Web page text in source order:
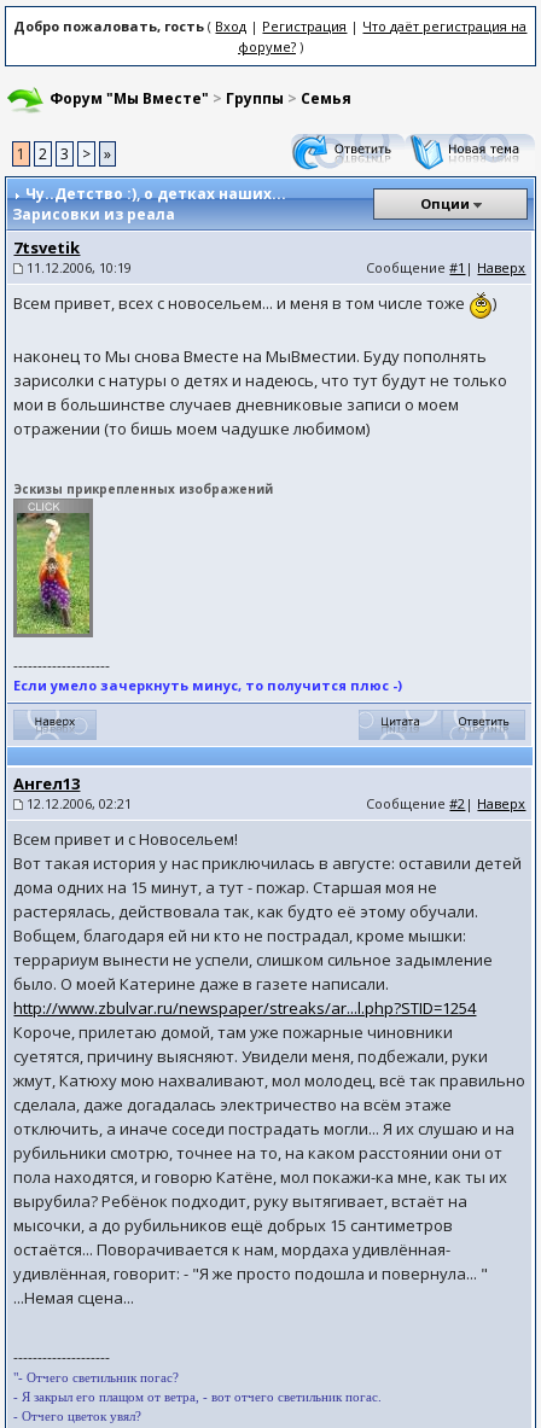
Добро пожаловать, гость ( Вход | Регистрация | Что даёт регистрация на
форуме?)
Форум "Мы Вместе" > Группы > Семья
1 2 3 >
»
Чу..Детство :), о детках наших...
Зарисовки из реала
Опции
7tsvetik
11.12.2006, 10:19 Сообщение#1 | Наверх
Всем привет, всех с новосельем... и меня в том числе тоже )
наконец то Мы снова Вместе на МыВместии. Буду пополнять
зарисолки с натуры о детях и надеюсь, что тут будут не только
мои в большинстве случаев дневниковые записи о моем
отражении (то бишь моем чадушке любимом)
Эскизы прикрепленных изображений
--------------------
Если умело зачеркнуть минус, то получится плюс -)
Ангел13
12.12.2006, 02:21 Сообщение#2 | Наверх
Всем привет и с Новосельем!
Вот такая история у нас приключилась в августе: оставили детей
дома одних на 15 минут, а тут - пожар. Старшая моя не
растерялась, действовала так, как будто её этому обучали.
Вобщем, благодаря ей ни кто не пострадал, кроме мышки:
террариум вынести не успели, слишком сильное задымление
было. О моей Катерине даже в газете написали.
http://www.zbulvar.ru/newspaper/streaks/ar...l.php?STID=1254
Короче, прилетаю домой, там уже пожарные чиновники
суетятся, причину выясняют. Увидели меня, подбежали, руки
жмут, Катюху мою нахваливают, мол молодец, всё так правильно
сделала, даже догадалась электричество на всём этаже
отключить, а иначе соседи пострадать могли... Я их слушаю и на
рубильники смотрю, точнее на то, на каком расстоянии они от
пола находятся, и говорю Катёне, мол покажи-ка мне, как ты их
вырубила? Ребёнок подходит, руку вытягивает, встаёт на
мысочки, а до рубильников ещё добрых 15 сантиметров
остаётся... Поворачивается к нам, мордаха удивлённая-
удивлённая, говорит: - "Я же просто подошла и повернула... "
...Немая сцена...
--------------------
"- Отчего светильник погас?
- Я закрыл его плащом от ветра, - вот отчего светильник погас.
- Отчего цветок увял?